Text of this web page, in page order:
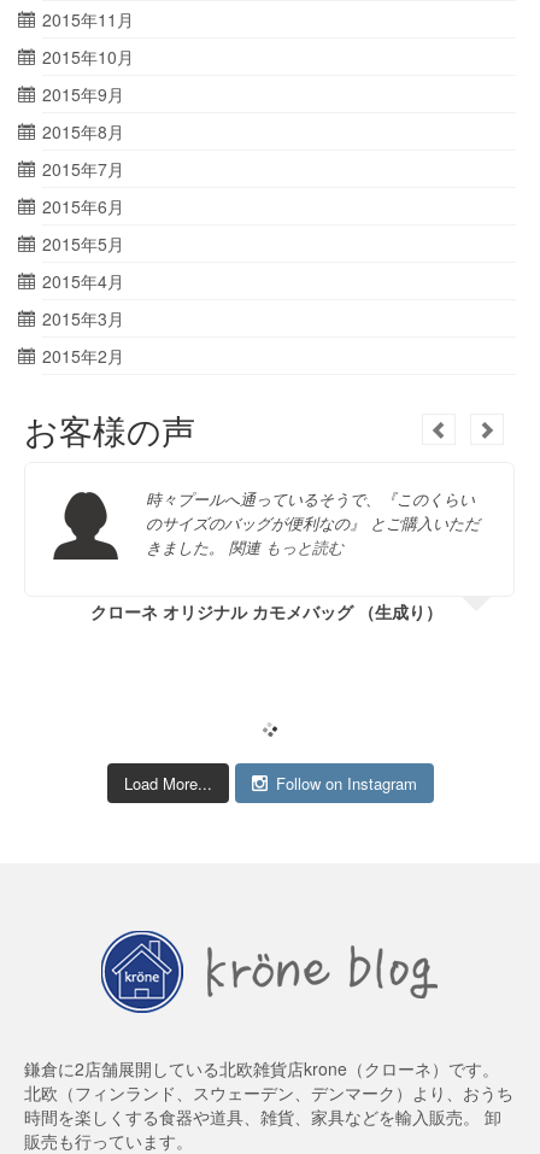
2015年11月
2015年10月
2015年9月
2015年8月
2015年7月
2015年6月
2015年5月
2015年4月
2015年3月
2015年2月
お客様の声
時々プールへ通っているそうで、『このくらい
のサイズのバッグが便利なの』 とご購入いただ
きました。 関連 もっと読む
クローネ オリジナル カモメバッグ （生成り）
Load More... Follow on Instagram
鎌倉に2店舗展開している北欧雑貨店krone（クローネ）です。
北欧（フィンランド、スウェーデン、デンマーク）より、おうち
時間を楽しくする食器や道具、雑貨、家具などを輸入販売。 卸
販売も行っています。